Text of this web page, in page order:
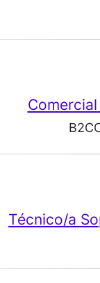
Técnico/a